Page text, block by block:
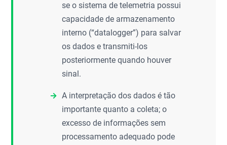
se o sistema de telemetria possui
capacidade de armazenamento
interno (“datalogger”) para salvar
os dados e transmiti-los
posteriormente quando houver
sinal.
A interpretação dos dados é tão
importante quanto a coleta; o
excesso de informações sem
processamento adequado pode